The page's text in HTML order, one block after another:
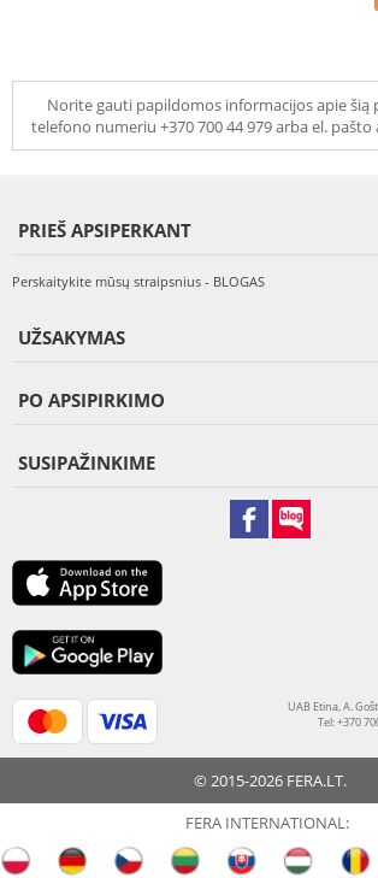
Norite gauti papildomos informacijos apie šią
telefono numeriu +370 700 44 979 arba el. pašto
PRIEŠ APSIPERKANT
Perskaitykite mūsų straipsnius - BLOGAS
UŽSAKYMAS
PO APSIPIRKIMO
SUSIPAŽINKIME
UAB Etina, A.
Tel: +370
© 2015-2026 FERA.LT.
FERA INTERNATIONAL: